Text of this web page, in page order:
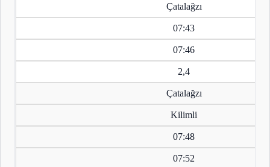
Çatalağzı
07:43
07:46
2,4
Çatalağzı
Kilimli
07:48
07:52